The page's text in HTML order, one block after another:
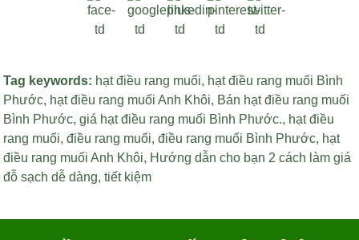
Tag keywords: hạt điều rang muối, hạt điều rang muối Bình
Phước, hạt điều rang muối Anh Khôi, Bán hạt điều rang muối
Bình Phước,giá hạt điều rang muối Bình Phước., hạt điều
rang muối,điều rang muối,điều rang muối Bình Phước, hạt
điều rang muối Anh Khôi, Hướng dẫn cho bạn 2 cách làm giá
đỗ sạch dễ dàng,tiết kiệm